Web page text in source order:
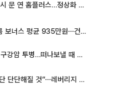
22일 만에 다시 문 연 홈플러스…정상화 바쁜데 재고 없어 ‘발동동’[가보니]
日대기업 여름 보너스 평균 935만원⋯건설회사 1800만 넘어
차인표 "동생 구강암 투병…떠나보낼 때 가장 힘들었다”
“삼성전자 하단 단단해질 것”⋯레버리지 규제에 쏠림 완화 [찐코노미]